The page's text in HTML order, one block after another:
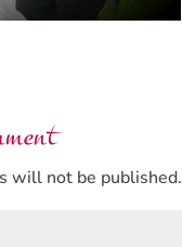
will not be published.